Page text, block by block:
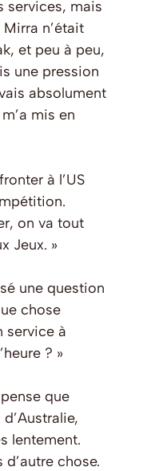
services, mais
n’était
et peu à peu,
une pression
absolument
mis en
à l’US
on va tout
Jeux. »
une question
chose
service à
? »
que
lentement.
chose.